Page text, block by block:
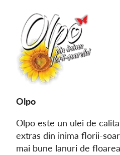
Olpo
Olpo este un ulei de
extras din inima florii-
mai bune lanuri de